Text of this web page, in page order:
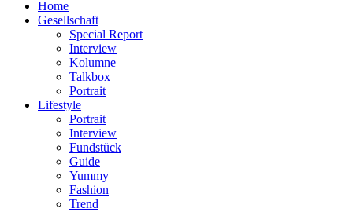
Home
Gesellschaft
Special Report
Interview
Kolumne
Talkbox
Portrait
Lifestyle
Portrait
Interview
Fundstück
Guide
Yummy
Fashion
Trend